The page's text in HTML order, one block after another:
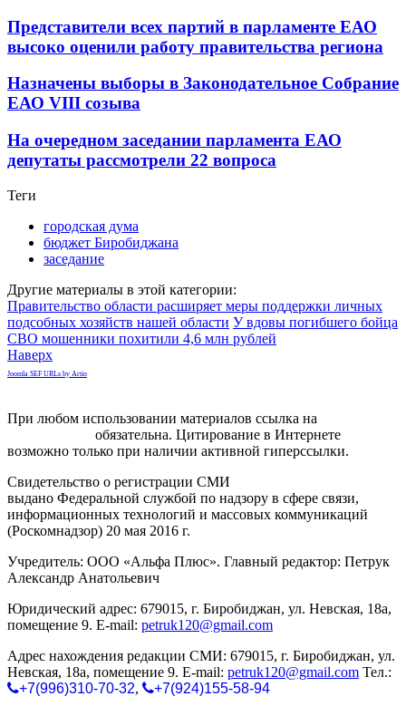
Представители всех партий в парламенте ЕАО
высоко оценили работу правительства региона
Назначены выборы в Законодательное Собрание
ЕАО VIII созыва
На очередном заседании парламента ЕАО
депутаты рассмотрели 22 вопроса
Теги
городская дума
бюджет Биробиджана
заседание
Другие материалы в этой категории:
Правительство области расширяет меры поддержки личных
подсобных хозяйств нашей области У вдовы погибшего бойца
СВО мошенники похитили 4,6 млн рублей
Наверх
Joomla SEF URLs by Artio
При любом использовании материалов ссылка на
обязательна. Цитирование в Интернете
возможно только при наличии активной гиперссылки.
Свидетельство о регистрации СМИ
выдано Федеральной службой по надзору в сфере связи,
информационных технологий и массовых коммуникаций
(Роскомнадзор) 20 мая 2016 г.
Учредитель: ООО «Альфа Плюс». Главный редактор: Петрук
Александр Анатольевич
Юридический адрес: 679015, г. Биробиджан, ул. Невская, 18а,
помещение 9. E-mail: petruk120@gmail.com
Адрес нахождения редакции СМИ: 679015, г. Биробиджан, ул.
Невская, 18а, помещение 9. E-mail: petruk120@gmail.com Тел.:
+7(996)310-70-32, +7(924)155-58-94